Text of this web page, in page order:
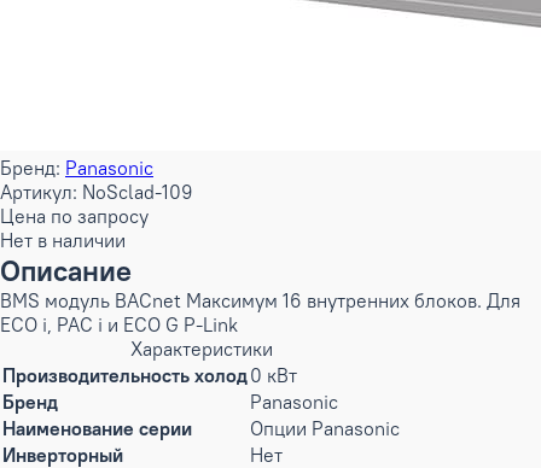
Бренд: Panasonic
Артикул: NoSclad-109
Цена по запросу
Нет в наличии
Описание
BMS модуль BACnet Максимум 16 внутренних блоков. Для
ECO i, PAC i и ECO G P-Link
Характеристики
Производительность холод0 кВт
Бренд
Panasonic
Наименование серии
Опции Panasonic
Инверторный
Нет